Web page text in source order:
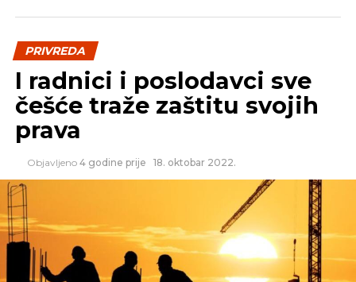
nije potpisao taj zakon.
REKLAMA
Autor: Srna
SLIČNE TEME:
SLEDEĆI
PRIVREDA
I radnici i poslodavci sve
češće traže zaštitu svojih
prava
Objavljeno 4 godine prije 18. oktobar 2022.